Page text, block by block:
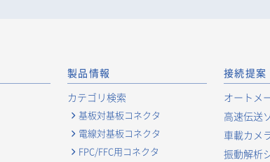
製品情報
カテゴリ検索
基板対基板コネクタ
電線対基板コネクタ
FPC/FFC用コネクタ
接続提案
オートメ
高速伝送
車載カメ
振動解析